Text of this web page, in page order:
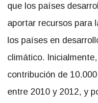
que los países
aportar recursos para
los países en
climático.
contribución de
entre 2010 y 2012, y